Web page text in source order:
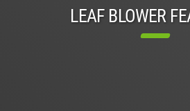
LEAF BLOWER